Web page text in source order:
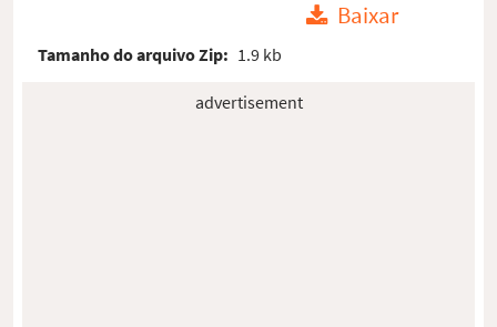
Baixar
Tamanho do arquivo Zip: 1.9 kb
advertisement